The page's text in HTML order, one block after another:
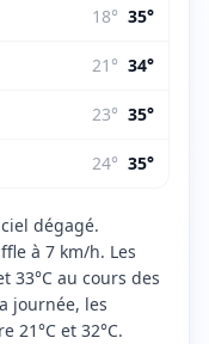
dégagé.
à 7 km/h. Les
33°C au cours des
journée, les
21°C et 32°C.
18° 35°
21 ° 34°
23° 35°
24° 35°